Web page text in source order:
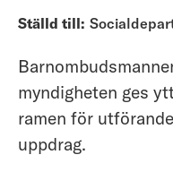
Ställd till:
myndigheten ges
ramen för
uppdrag.